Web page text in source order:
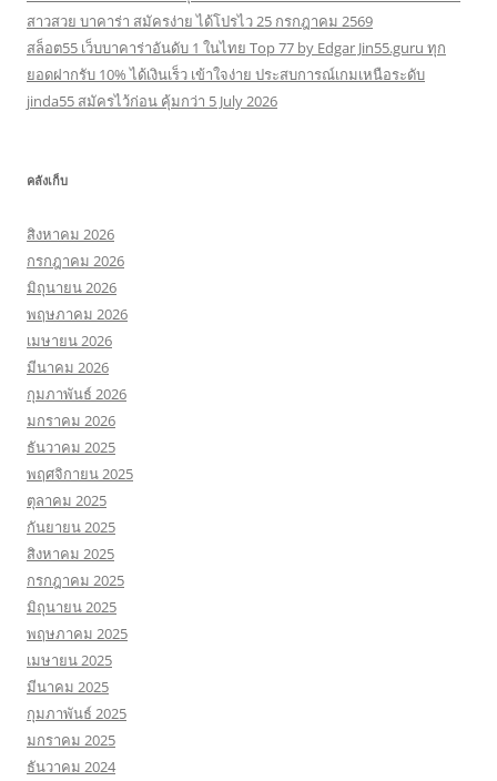
สาวสวย บาคาร่า สมัครง่าย ได้โปรไว 25 กรกฎาคม 2569
สล็อต55 เว็บบาคาร่าอันดับ 1 ในไทย Top 77 by Edgar Jin55.guru ทุก
ยอดฝากรับ 10% ได้เงินเร็ว เข้าใจง่าย ประสบการณ์เกมเหนือระดับ
jinda55 สมัครไว้ก่อน คุ้มกว่า 5 July 2026
คลังเก็บ
สิงหาคม 2026
กรกฎาคม 2026
มิถุนายน 2026
พฤษภาคม 2026
เมษายน 2026
มีนาคม 2026
กุมภาพันธ์ 2026
มกราคม 2026
ธันวาคม 2025
พฤศจิกายน 2025
ตุลาคม 2025
กันยายน 2025
สิงหาคม 2025
กรกฎาคม 2025
มิถุนายน 2025
พฤษภาคม 2025
เมษายน 2025
มีนาคม 2025
กุมภาพันธ์ 2025
มกราคม 2025
ธันวาคม 2024